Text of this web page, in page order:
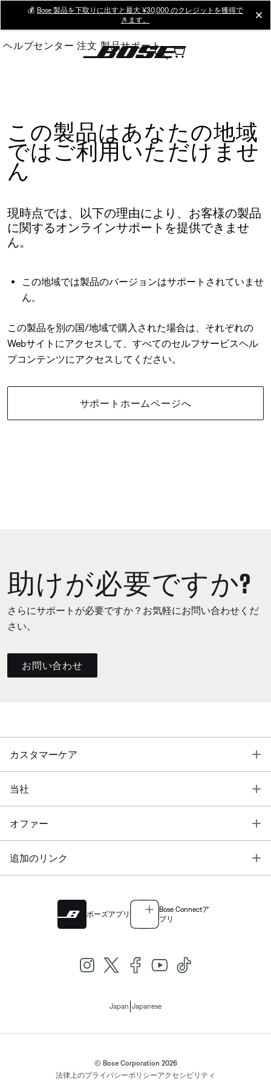
Main
💰 Bose 製品を下取りに出すと最大 ¥30,000 のクレジットを獲得で
きます。
ヘルプセンター 注文 製品サポート
この製品はあなたの地域
ではご利用いただけませ
ん
現時点では、以下の理由により、お客様の製品
に関するオンラインサポートを提供できませ
ん。
この地域では製品のバージョンはサポートされていませ
ん。
この製品を別の国/地域で購入された場合は、それぞれの
Webサイトにアクセスして、すべてのセルフサービスヘル
プコンテンツにアクセスしてください。
サポートホームページへ
助けが必要ですか?
さらにサポートが必要ですか？お気軽にお問い合わせくだ
さい。
お問い合わせ
カスタマーケア
当社
オファー
追加のリンク
ボーズアプリ
Bose Connectア
プリ
Japan Japanese
© Bose Corporation 2026
法律上のプライバシーポリシーアクセシビリティ